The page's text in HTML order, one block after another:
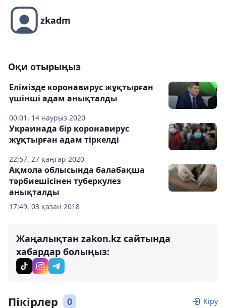
zkadm
Оқи отырыңыз
00:01, 14 наурыз 2020
Елімізде коронавирус жұқтырған
үшінші адам анықталды
22:57, 27 қаңтар 2020
Украинада бір коронавирус
жұқтырған адам тіркелді
17:49, 03 қазан 2018
Ақмола облысында балабақша
тәрбиешісінен туберкулез
анықталды
Жаңалықтан zakon.kz сайтында
хабардар болыңыз:
Пікірлер 0 Кіру